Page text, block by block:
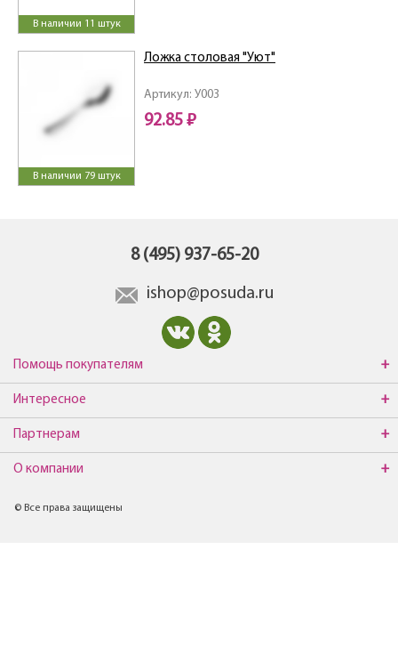
В наличии 11 штук
В наличии 79 штук
Артикул: У003
Ложка столовая "Уют"
92.85 ₽
8 (495) 937-65-20
ishop@posuda.ru
Помощь покупателям
Интересное
Партнерам
О компании
© Все права защищены